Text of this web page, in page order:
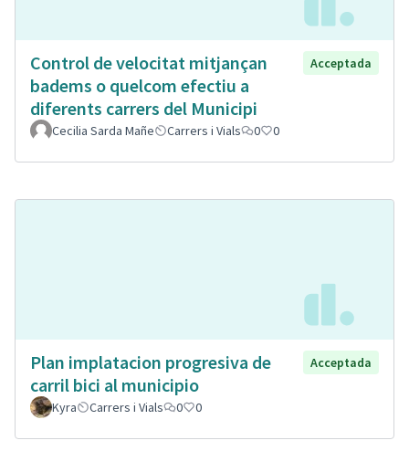
Control de velocitat mitjançan
badems o quelcom efectiu a
diferents carrers del Municipi
Acceptada
Cecilia Sarda Mañe Carrers i Vials 0 0
Plan implatacion progresiva de
carril bici al municipio
Acceptada
Kyra Carrers i Vials 0 0